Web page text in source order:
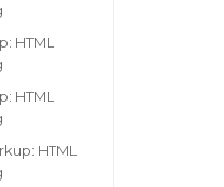
HTML
HTML
HTML